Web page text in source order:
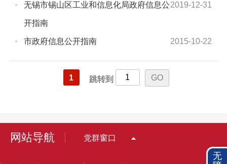
2019-12-31
无锡市锡山区工业和信息化局政府信息公
开指南
2015-10-22
市政府信息公开指南
1 跳转到
网站导航 党群窗口
无